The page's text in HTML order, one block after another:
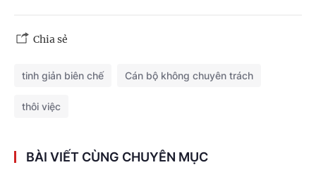
Chia sẻ
tinh giản biên chế Cán bộ không chuyên trách
thôi việc
BÀI VIẾT CÙNG CHUYÊN MỤC